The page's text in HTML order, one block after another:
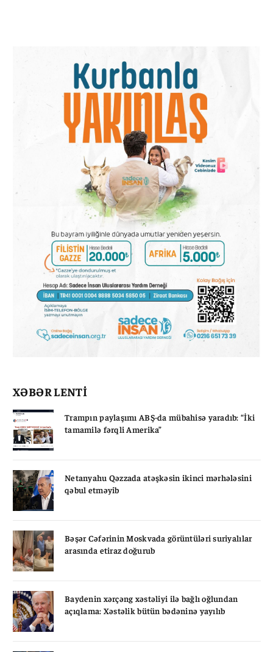
XƏBƏR LENTİ
Trampın paylaşımı ABŞ-da mübahisə yaradıb: “İki
tamamilə fərqli Amerika”
Netanyahu Qəzzada atəşkəsin ikinci mərhələsini
qəbul etməyib
Bəşər Cəfərinin Moskvada görüntüləri suriyalılar
arasında etiraz doğurub
Baydenin xərçəng xəstəliyi ilə bağlı oğlundan
açıqlama: Xəstəlik bütün bədəninə yayılıb